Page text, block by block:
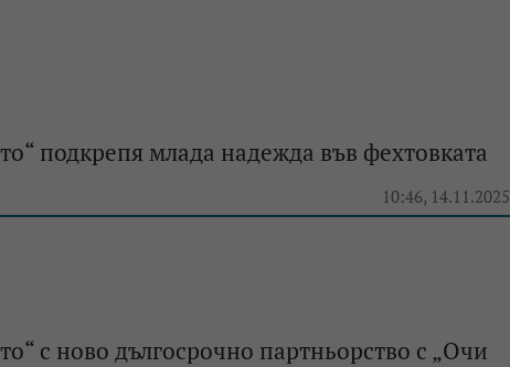
подкрепя млада надежда във фехтовката
10:46, 14.11.2025
с ново дългосрочно партньорство с „Очи